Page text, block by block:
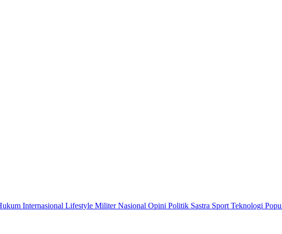
Internasional Lifestyle MiliterNasional Opini Politik Sastra Sport Teknologi